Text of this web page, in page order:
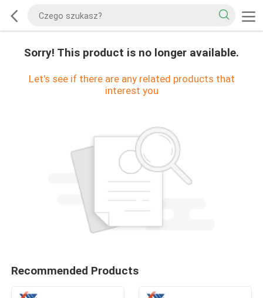
Sorry! This product is no longer available.
Let's see if there are any related products that
interest you
Recommended Products